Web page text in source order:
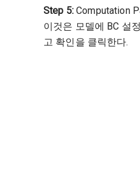
Step 5:Computation
이것은 모델에 BC 설
고 확인을 클릭한다.